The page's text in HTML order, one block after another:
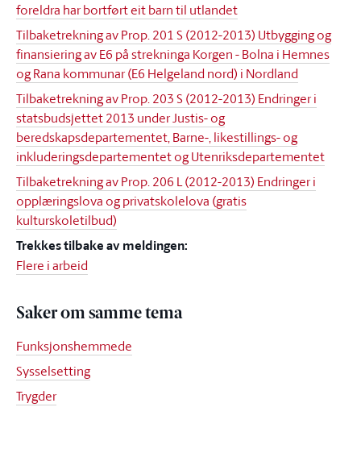
foreldra har bortført eit barn til utlandet
Tilbaketrekning av Prop. 201 S (2012-2013) Utbygging og
finansiering av E6 på strekninga Korgen - Bolna i Hemnes
og Rana kommunar (E6 Helgeland nord) i Nordland
Tilbaketrekning av Prop. 203 S (2012-2013) Endringer i
statsbudsjettet 2013 under Justis- og
beredskapsdepartementet, Barne-, likestillings- og
inkluderingsdepartementet og Utenriksdepartementet
Tilbaketrekning av Prop. 206 L (2012-2013) Endringer i
opplæringslova og privatskolelova (gratis
kulturskoletilbud)
Trekkes tilbake av meldingen:
Flere i arbeid
Saker om samme tema
Funksjonshemmede
Sysselsetting
Trygder